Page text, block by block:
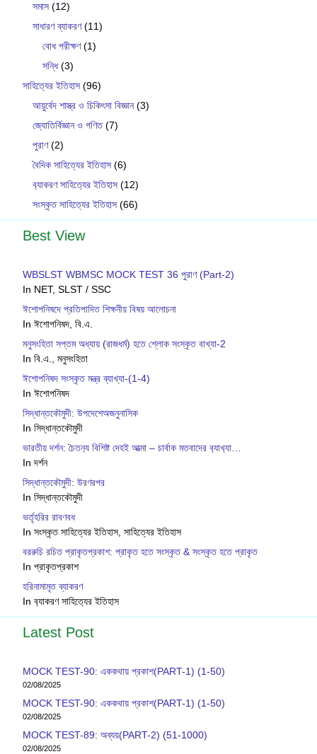
সমাস (12)
সাধারণ ব্যাকরণ(11)
বোধ পরীক্ষণ(1)
সন্ধি(3)
সাহিত্যের ইতিহাস (96)
আয়ুর্বেদ শাস্ত্র ও চিকিৎসা বিজ্ঞান(3)
জ্যোতির্বিজ্ঞান ও গণিত(7)
পুরাণ(2)
বৈদিক সাহিত্যের ইতিহাস (6)
ব‍্যাকরণ সাহিত‍্যের ইতিহাস (12)
সংস্কৃত সাহিত্যের ইতিহাস (66)
Best View
WBSLST WBMSC MOCK TEST 36 পুরাণ (Part-2)
In NET, SLST / SSC
ঈশোপনিষদে প্রতিপাদিত শিক্ষনীয় বিষয় আলোচনা
In ঈশোপনিষদ, বি.এ.
মনুসংহিতা সপ্তম অধ্যায় (রাজধর্ম) হতে শ্লোক সংস্কৃত বাখ্যা-2
In বি.এ., মনুসংহিতা
ঈশোপনিষদ সংস্কৃত মন্ত্র ব্যাখ্যা-(1-4)
In ঈশোপনিষদ
সিদ্ধান্তকৌমুদী: উপদেশেঅজনুনাসিক
In সিদ্ধান্তকৌমুদী
ভারতীয় দর্শন: চৈতন‍্য বিশিষ্ট দেহই আত্মা – চার্বাক মতবাদের ব‍্যাখ‍্যা…
In দর্শন
সিদ্ধান্তকৌমুদী: উরণরপর
In সিদ্ধান্তকৌমুদী
ভর্তৃহরির রাবণবধ
In সংস্কৃত সাহিত্যের ইতিহাস, সাহিত্যের ইতিহাস
বররুচি রচিত প্রাকৃতপ্রকাশ: প্রাকৃত হতে সংস্কৃত & সংস্কৃত হতে প্রাকৃত
In প্রাকৃতপ্রকাশ
হরিনামামৃত ব্যাকরণ
In ব‍্যাকরণ সাহিত‍্যের ইতিহাস
Latest Post
MOCK TEST-90: এককথায় প্রকাশ(PART-1) (1-50)
02/08/2025
MOCK TEST-90: এককথায় প্রকাশ(PART-1) (1-50)
02/08/2025
MOCK TEST-89: অব্যয়(PART-2) (51-1000)
02/08/2025